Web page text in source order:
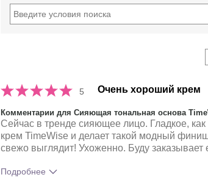
5
звезд
5 Очень хороший крем
Комментарии для Сияющая тональная основа
Сейчас в тренде сияющее лицо. Гладкое,
крем TimeWise и делает такой модный
свежо выглядит! Ухоженно. Буду
Подробнее